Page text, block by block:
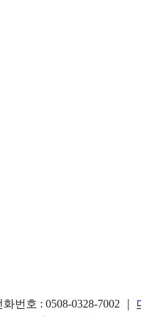
화번호 : 0508-0328-7002